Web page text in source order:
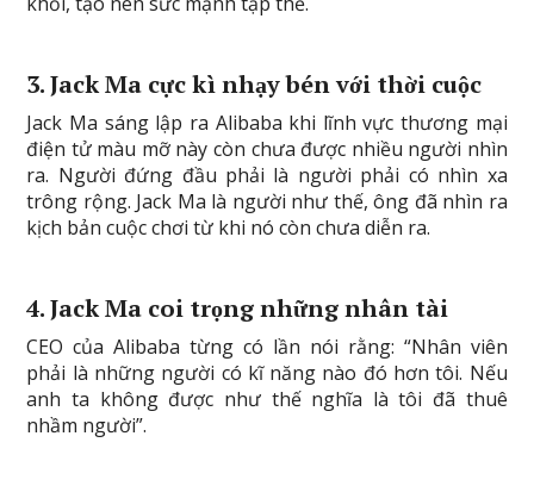
3. Jack Ma cực kì nhạy bén với thời cuộc
Jack Ma sáng lập ra Alibaba khi lĩnh vực thương mại
điện tử màu mỡ này còn chưa được nhiều người nhìn
ra. Người đứng đầu phải là người phải có nhìn xa
trông rộng. Jack Ma là người như thế, ông đã nhìn ra
kịch bản cuộc chơi từ khi nó còn chưa diễn ra.
4. Jack Ma coi trọng những nhân tài
CEO của Alibaba từng có lần nói rằng: “Nhân viên
phải là những người có kĩ năng nào đó hơn tôi. Nếu
anh ta không được như thế nghĩa là tôi đã thuê
nhầm người”.